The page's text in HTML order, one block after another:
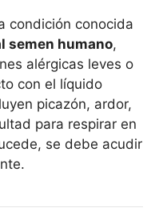
condición conocida
semen humano,
alérgicas leves o
con el líquido
picazón, ardor,
para respirar en
se debe acudir